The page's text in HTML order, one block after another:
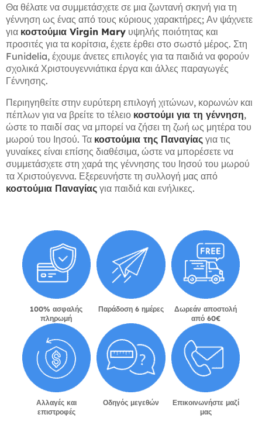
Θα θέλατε να συμμετάσχετε σε μια ζωντανή σκηνή για τη
γέννηση ως ένας από τους κύριους χαρακτήρες; Αν ψάχνετε
για κοστούμια Virgin Mary υψηλής ποιότητας και
προσιτές για τα κορίτσια, έχετε έρθει στο σωστό μέρος. Στη
Funidelia, έχουμε άνετες επιλογές για τα παιδιά να φορούν
σχολικά Χριστουγεννιάτικα έργα και άλλες παραγωγές
Γέννησης.
Περιηγηθείτε στην ευρύτερη επιλογή χιτώνων, κορωνών και
πέπλων για να βρείτε το τέλειο κοστούμι για τη γέννηση,
ώστε το παιδί σας να μπορεί να ζήσει τη ζωή ως μητέρα του
μωρού του Ιησού. Τα κοστούμια της Παναγίας για τις
γυναίκες είναι επίσης διαθέσιμα, ώστε να μπορέσετε να
συμμετάσχετε στη χαρά της γέννησης του Ιησού του μωρού
τα Χριστούγεννα. Εξερευνήστε τη συλλογή μας από
κοστούμια Παναγίας για παιδιά και ενήλικες.
100% ασφαλής
πληρωμή
Παράδοση 6 ημέρες
Δωρεάν αποστολή
από 60€
Αλλαγές και
επιστροφές
Οδηγός μεγεθών
Επικοινωνήστε μαζί
μας